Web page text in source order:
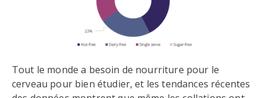
Tout le monde a besoin de nourriture pour le
cerveau pour bien étudier, et les tendances récentes